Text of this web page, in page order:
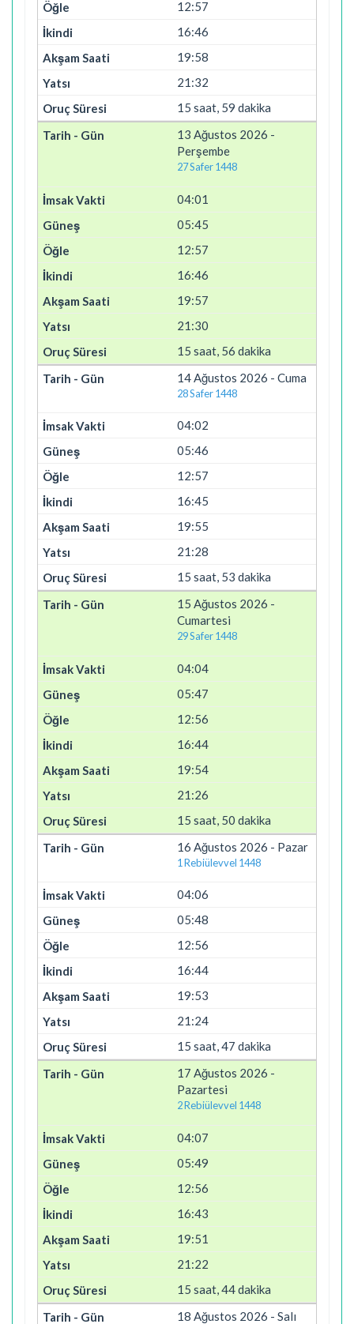
12:57
16:46
19:58
21:32
15 saat, 59 dakika
13 Ağustos 2026 -
Perşembe
27 Safer 1448
04:01
05:45
12:57
16:46
19:57
21:30
15 saat, 56 dakika
14 Ağustos 2026 - Cuma
28 Safer 1448
04:02
05:46
12:57
16:45
19:55
21:28
15 saat, 53 dakika
15 Ağustos 2026 -
Cumartesi
29 Safer 1448
04:04
05:47
12:56
16:44
19:54
21:26
15 saat, 50 dakika
16 Ağustos 2026 - Pazar
1 Rebiülevvel 1448
04:06
05:48
12:56
16:44
19:53
21:24
15 saat, 47 dakika
17 Ağustos 2026 -
Pazartesi
2 Rebiülevvel 1448
04:07
05:49
12:56
16:43
19:51
21:22
15 saat, 44 dakika
18 Ağustos 2026 - Salı